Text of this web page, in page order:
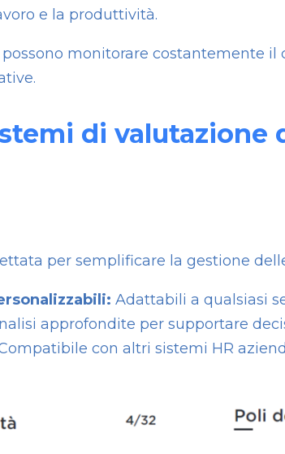
e la produttività.
possono monitorare costantemente
di valutazione
per semplificare la gestione
Adattabili a qualsiasi
approfondite per supportare
con altri sistemi HR